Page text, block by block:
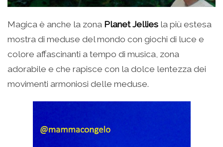
Magica è anche la zona Planet Jellies la più estesa
mostra di meduse del mondo con giochi di luce e
colore affascinanti a tempo di musica, zona
adorabile e che rapisce con la dolce lentezza dei
movimenti armoniosi delle meduse.